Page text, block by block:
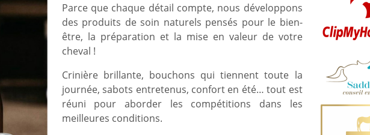
Parce que chaque détail compte, nous développons
des produits de soin naturels pensés pour le bien-
être, la préparation et la mise en valeur de votre
cheval !
Crinière brillante, bouchons qui tiennent toute la
journée, sabots entretenus, confort en été… tout est
réuni pour aborder les compétitions dans les
meilleures conditions.